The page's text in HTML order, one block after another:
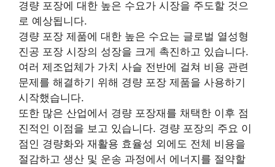
경량 포장에 대한 높은 수요가 시장을 주도할 것으
로 예상됩니다.
경량 포장 제품에 대한 높은 수요는 글로벌 열성형
진공 포장 시장의 성장을 크게 촉진하고 있습니다.
여러 제조업체가 가치 사슬 전반에 걸쳐 비용 관련
문제를 해결하기 위해 경량 포장 제품을 사용하기
시작했습니다.
또한 많은 산업에서 경량 포장재를 채택한 이후 점
진적인 이점을 보고 있습니다. 경량 포장의 주요 이
점인 경량화와 재활용 효율성 외에도 전체 비용을
절감하고 생산 및 운송 과정에서 에너지를 절약할